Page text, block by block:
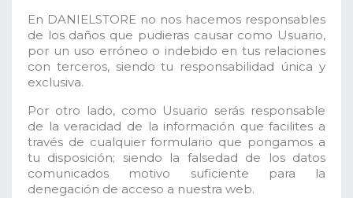
En DANIELSTORE no nos hacemos responsables
de los daños que pudieras causar como Usuario,
por un uso erróneo o indebido en tus relaciones
con terceros, siendo tu responsabilidad única y
exclusiva.
Por otro lado, como Usuario serás responsable
de la veracidad de la información que facilites a
través de cualquier formulario que pongamos a
tu disposición; siendo la falsedad de los datos
comunicados motivo suficiente para la
denegación de acceso a nuestra web.